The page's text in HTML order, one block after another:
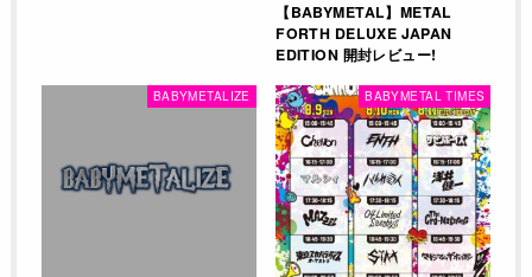
【BABYMETAL】METAL
FORTH DELUXE JAPAN
EDITION 開封レビュー!
BABYMETALIZE BABYMETAL TIMES